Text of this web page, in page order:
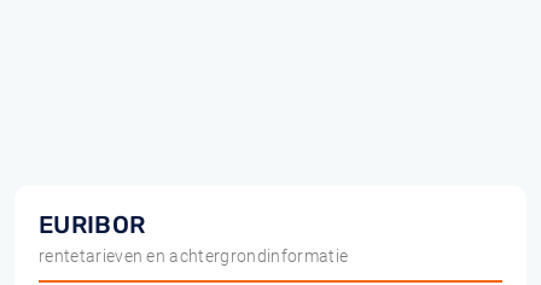
EURIBOR
rentetarieven en achtergrondinformatie